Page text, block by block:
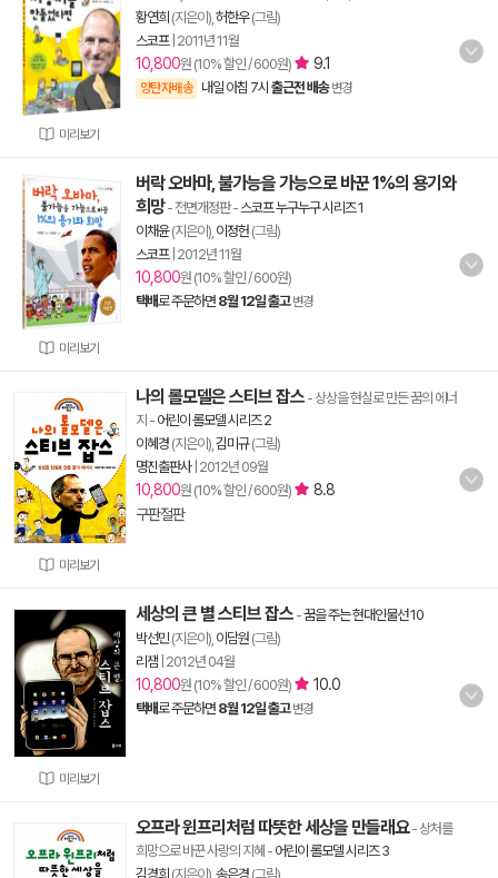
미리보기
황연희 (지은이), 허한우(그림)
스코프| 2011년 11월
10,800원 (10% 할인 / 600원) 9.1
양탄자배송 내일 아침 7시 출근전 배송 변경
미리보기
버락 오바마, 불가능을 가능으로 바꾼 1%의 용기와
희망- 전면개정판-스코프 누구누구 시리즈 1
이채윤(지은이), 이정헌 (그림)
스코프| 2012년 11월
10,800원 (10% 할인 / 600원)
택배로 주문하면 8월 12일 출고 변경
미리보기
나의 롤모델은 스티브 잡스 - 상상을 현실로 만든 꿈의 에너
지 - 어린이 롤모델 시리즈 2
이혜경 (지은이), 김미규(그림)
명진출판사| 2012년 09월
10,800원 (10% 할인 / 600원)
8.8
구판절판
미리보기
세상의 큰 별 스티브 잡스 -꿈을 주는 현대인물선 10
박선민(지은이), 이담원 (그림)
리잼 2012년 04월
10,800원 (10% 할인 / 600원) 10.0
택배로 주문하면 8월 12일 출고 변경
오프라 윈프리처럼 따뜻한 세상을 만들래요- 상처를
희망으로 바꾼 사랑의 지혜 - 어린이 롤모델 시리즈 3
김경희 (지은이), 송은경 (그림)